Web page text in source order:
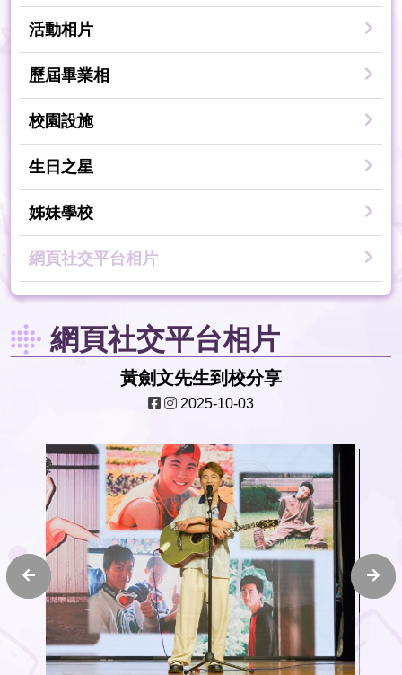
活動相片
歷屆畢業相
校園設施
生日之星
姊妹學校
網頁社交平台相片
網頁社交平台相片
黃劍文先生到校分享
2025-10-03